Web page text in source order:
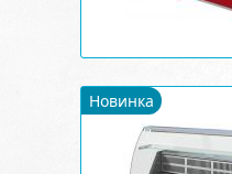
Новинка